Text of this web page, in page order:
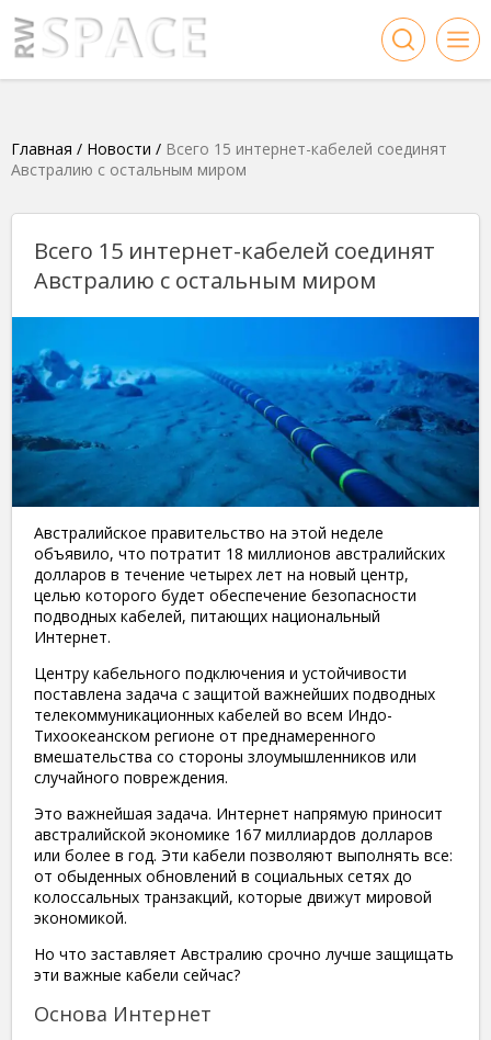
Главная / Новости / Всего 15 интернет-кабелей соединят
Австралию с остальным миром
Всего 15 интернет-кабелей соединят
Австралию с остальным миром
Австралийское правительство на этой неделе
объявило, что потратит 18 миллионов австралийских
долларов в течение четырех лет на новый центр,
целью которого будет обеспечение безопасности
подводных кабелей, питающих национальный
Интернет.
Центру кабельного подключения и устойчивости
поставлена ​​задача с защитой важнейших подводных
телекоммуникационных кабелей во всем Индо-
Тихоокеанском регионе от преднамеренного
вмешательства со стороны злоумышленников или
случайного повреждения.
Это важнейшая задача. Интернет напрямую приносит
австралийской экономике 167 миллиардов долларов
или более в год. Эти кабели позволяют выполнять все:
от обыденных обновлений в социальных сетях до
колоссальных транзакций, которые движут мировой
экономикой.
Но что заставляет Австралию срочно лучше защищать
эти важные кабели сейчас?
Основа Интернет